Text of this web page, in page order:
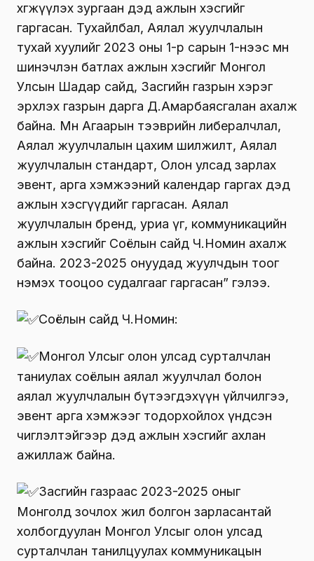
хөгжүүлэх зургаан дэд ажлын хэсгийг
гаргасан. Тухайлбал, Аялал жуулчлалын
тухай хуулийг 2023 оны 1-р сарын 1-нээс өмнө
шинэчлэн батлах ажлын хэсгийг Монгол
Улсын Шадар сайд, Засгийн газрын хэрэг
эрхлэх газрын дарга Д.Амарбаясгалан ахалж
байна. Мөн Агаарын тээврийн либералчлал,
Аялал жуулчлалын цахим шилжилт, Аялал
жуулчлалын стандарт, Олон улсад зарлах
эвент, арга хэмжээний календар гаргах дэд
ажлын хэсгүүдийг гаргасан. Аялал
жуулчлалын бренд, уриа үг, коммуникацийн
ажлын хэсгийг Соёлын сайд Ч.Номин ахалж
байна. 2023-2025 онуудад жуулчдын тоог
нэмэх тооцоо судалгааг гаргасан” гэлээ.
Соёлын сайд Ч.Номин:
Монгол Улсыг олон улсад сурталчлан
таниулах соёлын аялал жуулчлал болон
аялал жуулчлалын бүтээгдэхүүн үйлчилгээ,
эвент арга хэмжээг тодорхойлох үндсэн
чиглэлтэйгээр дэд ажлын хэсгийг ахлан
ажиллаж байна.
Засгийн газраас 2023-2025 оныг
Монголд зочлох жил болгон зарласантай
холбогдуулан Монгол Улсыг олон улсад
сурталчлан танилцуулах коммуникацын